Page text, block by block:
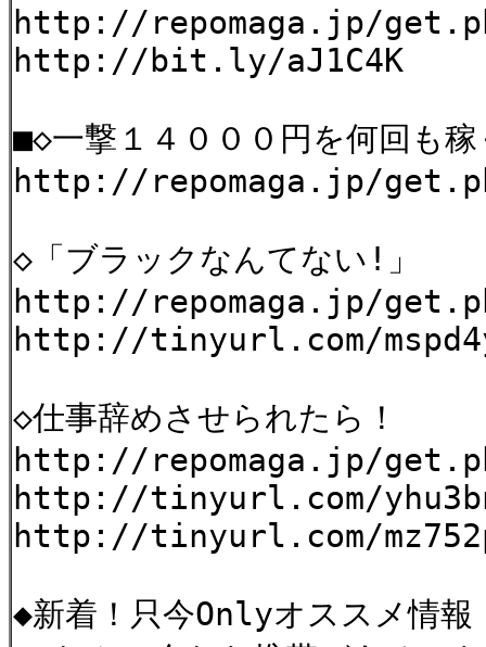
http://repomaga.jp/
http://bit.ly/aJ1C4K
■◇一撃１４０００円を何回も
http://repomaga.jp/
◇「ブラックなんてない!」
http://repomaga.jp/
http://tinyurl.com/
◇仕事辞めさせられたら！
http://repomaga.jp/
http://tinyurl.com/
http://tinyurl.com/
◆新着！只今Onlyオススメ情報